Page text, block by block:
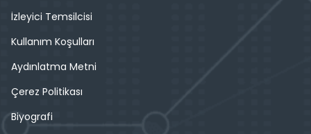
İzleyici Temsilcisi
Kullanım Koşulları
Aydınlatma Metni
Çerez Politikası
Biyografi